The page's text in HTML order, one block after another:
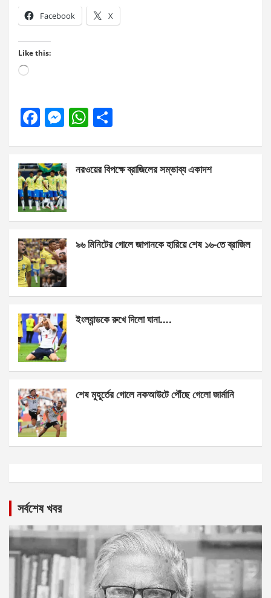
Facebook X
Like this:
Loading…
F
b
o
o
k
M
n
g
er
W
s
p
e
নরওয়ের বিপক্ষে ব্রাজিলের সম্ভাব্য একাদশ
৯৬ মিনিটের গোলে জাপানকে হারিয়ে শেষ ১৬-তে ব্রাজিল
ইংল্যান্ডকে রুখে দিলো ঘানা….
শেষ মুহূর্তের গোলে নকআউটে পৌঁছে গেলো জার্মানি
সর্বশেষ খবর